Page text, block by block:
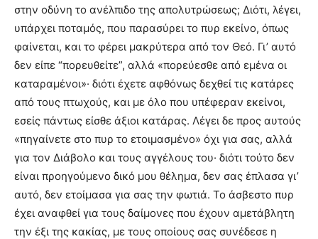
στην οδύνη το ανέλπιδο της απολυτρώσεως; Διότι, λέγει,
υπάρχει ποταμός, που παρασύρει το πυρ εκείνο, όπως
φαίνεται, και το φέρει μακρύτερα από τον Θεό. Γι’ αυτό
δεν είπε “πορευθείτε”, αλλά «πορεύεσθε από εμένα οι
καταραμένοι»· διότι έχετε αφθόνως δεχθεί τις κατάρες
από τους πτωχούς, και με όλο που υπέφεραν εκείνοι,
εσείς πάντως είσθε άξιοι κατάρας. Λέγει δε προς αυτούς
«πηγαίνετε στο πυρ το ετοιμασμένο» όχι για σας, αλλά
για τον Διάβολο και τους αγγέλους του· διότι τούτο δεν
είναι προηγούμενο δικό μου θέλημα, δεν σας έπλασα γι’
αυτό, δεν ετοίμασα για σας την φωτιά. Το άσβεστο πυρ
έχει αναφθεί για τους δαίμονες που έχουν αμετάβλητη
την έξι της κακίας, με τους οποίους σας συνέδεσε η